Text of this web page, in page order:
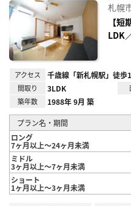
札幌
【
LDK
アクセス 千歳線「新札幌駅」徒歩
間取り 3LDK
築年数 1988年 9月 築
プラン名・期間
ロング
7ヶ月以上～24ヶ月未満
ミドル
3ヶ月以上～7ヶ月未満
ショート
1ヶ月以上～3ヶ月未満